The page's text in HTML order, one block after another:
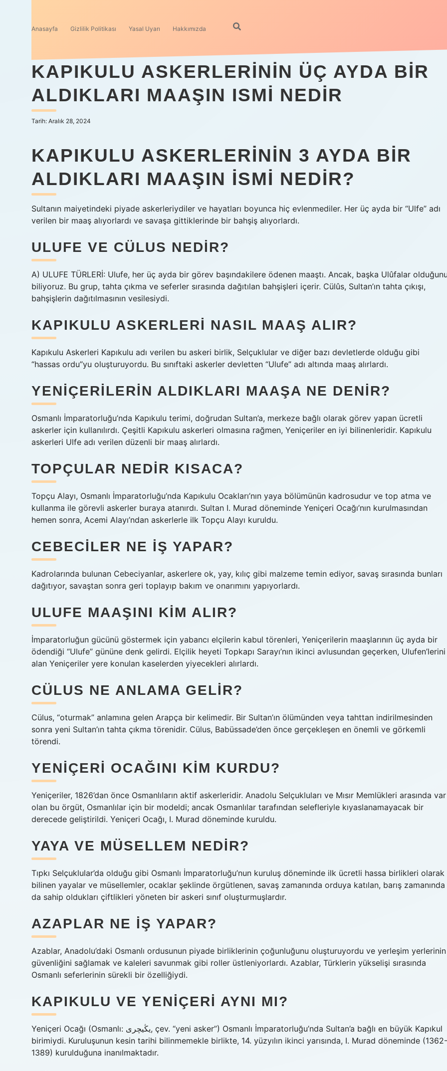
Anasayfa Gizlilik Politikası Yasal Uyarı Hakkımızda
KAPIKULU ASKERLERININ ÜÇ AYDA BIR
ALDIKLARI MAAŞIN ISMI NEDIR
Tarih: Aralık 28, 2024
KAPIKULU ASKERLERININ 3 AYDA BIR
ALDIKLARI MAAŞIN ISMI NEDIR?
Sultanın maiyetindeki piyade askerleriydiler ve hayatları boyunca hiç evlenmediler. Her üç ayda bir “Ulfe” adı
verilen bir maaş alıyorlardı ve savaşa gittiklerinde bir bahşiş alıyorlardı.
ULUFE VE CÜLUS NEDIR?
A) ULUFE TÜRLERİ: Ulufe, her üç ayda bir görev başındakilere ödenen maaştı. Ancak, başka Ulûfalar
biliyoruz. Bu grup, tahta çıkma ve seferler sırasında dağıtılan bahşişleri içerir. Cülûs, Sultan’ın tahta çıkışı,
bahşişlerin dağıtılmasının vesilesiydi.
KAPIKULU ASKERLERI NASIL MAAŞ ALIR?
Kapıkulu Askerleri Kapıkulu adı verilen bu askeri birlik, Selçuklular ve diğer bazı devletlerde olduğu gibi
“hassas ordu”yu oluşturuyordu. Bu sınıftaki askerler devletten “Ulufe” adı altında maaş alırlardı.
YENIÇERILERIN ALDIKLARI MAAŞA NE DENIR?
Osmanlı İmparatorluğu’nda Kapıkulu terimi, doğrudan Sultan’a, merkeze bağlı olarak görev yapan ücretli
askerler için kullanılırdı. Çeşitli Kapıkulu askerleri olmasına rağmen, Yeniçeriler en iyi bilinenleridir. Kapıkulu
askerleri Ulfe adı verilen düzenli bir maaş alırlardı.
TOPÇULAR NEDIR KISACA?
Topçu Alayı, Osmanlı İmparatorluğu’nda Kapıkulu Ocakları’nın yaya bölümünün kadrosudur ve top atma ve
kullanma ile görevli askerler buraya atanırdı. Sultan I. Murad döneminde Yeniçeri Ocağı’nın kurulmasından
hemen sonra, Acemi Alayı’ndan askerlerle ilk Topçu Alayı kuruldu.
CEBECILER NE IŞ YAPAR?
Kadrolarında bulunan Cebeciyanlar, askerlere ok, yay, kılıç gibi malzeme temin ediyor, savaş sırasında bunları
dağıtıyor, savaştan sonra geri toplayıp bakım ve onarımını yapıyorlardı.
ULUFE MAAŞINI KIM ALIR?
İmparatorluğun gücünü göstermek için yabancı elçilerin kabul törenleri, Yeniçerilerin maaşlarının üç ayda bir
ödendiği “Ulufe” gününe denk gelirdi. Elçilik heyeti Topkapı Sarayı’nın ikinci avlusundan geçerken, Ulufen’lerini
alan Yeniçeriler yere konulan kaselerden yiyecekleri alırlardı.
CÜLUS NE ANLAMA GELIR?
Cülus, “oturmak” anlamına gelen Arapça bir kelimedir. Bir Sultan’ın ölümünden veya tahttan indirilmesinden
sonra yeni Sultan’ın tahta çıkma törenidir. Cülus, Babüssade’den önce gerçekleşen en önemli ve görkemli
törendi.
YENIÇERI OCAĞINI KIM KURDU?
Yeniçeriler, 1826’dan önce Osmanlıların aktif askerleridir. Anadolu Selçukluları ve Mısır Memlükleri arasında var
olan bu örgüt, Osmanlılar için bir modeldi; ancak Osmanlılar tarafından selefleriyle kıyaslanamayacak bir
derecede geliştirildi. Yeniçeri Ocağı, I. Murad döneminde kuruldu.
YAYA VE MÜSELLEM NEDIR?
Tıpkı Selçuklular’da olduğu gibi Osmanlı İmparatorluğu’nun kuruluş döneminde ilk ücretli hassa birlikleri olarak
bilinen yayalar ve müsellemler, ocaklar şeklinde örgütlenen, savaş zamanında orduya katılan, barış zamanında
da sahip oldukları çiftlikleri yöneten bir askeri sınıf oluşturmuşlardır.
AZAPLAR NE IŞ YAPAR?
Azablar, Anadolu’daki Osmanlı ordusunun piyade birliklerinin çoğunluğunu oluşturuyordu ve yerleşim yerlerinin
güvenliğini sağlamak ve kaleleri savunmak gibi roller üstleniyorlardı. Azablar, Türklerin yükselişi sırasında
Osmanlı seferlerinin sürekli bir özelliğiydi.
KAPIKULU VE YENIÇERI AYNI MI?
Yeniçeri Ocağı (Osmanlı: یڭیچری, çev. “yeni asker”) Osmanlı İmparatorluğu’nda Sultan’a bağlı en büyük Kapıkul
birimiydi. Kuruluşunun kesin tarihi bilinmemekle birlikte, 14. yüzyılın ikinci yarısında, I. Murad döneminde (1362-
1389) kurulduğuna inanılmaktadır.